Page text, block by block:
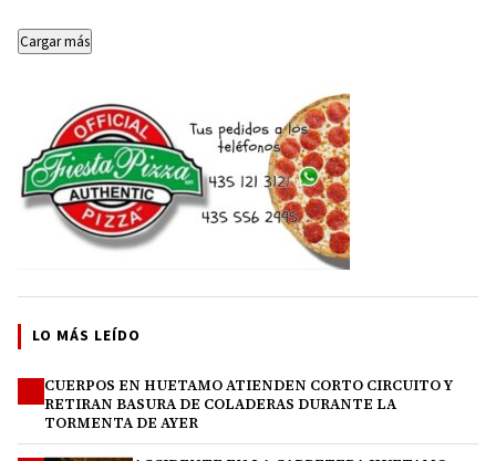
Cargar más
LO MÁS LEÍDO
CUERPOS EN HUETAMO ATIENDEN CORTO CIRCUITO Y
RETIRAN BASURA DE COLADERAS DURANTE LA
TORMENTA DE AYER